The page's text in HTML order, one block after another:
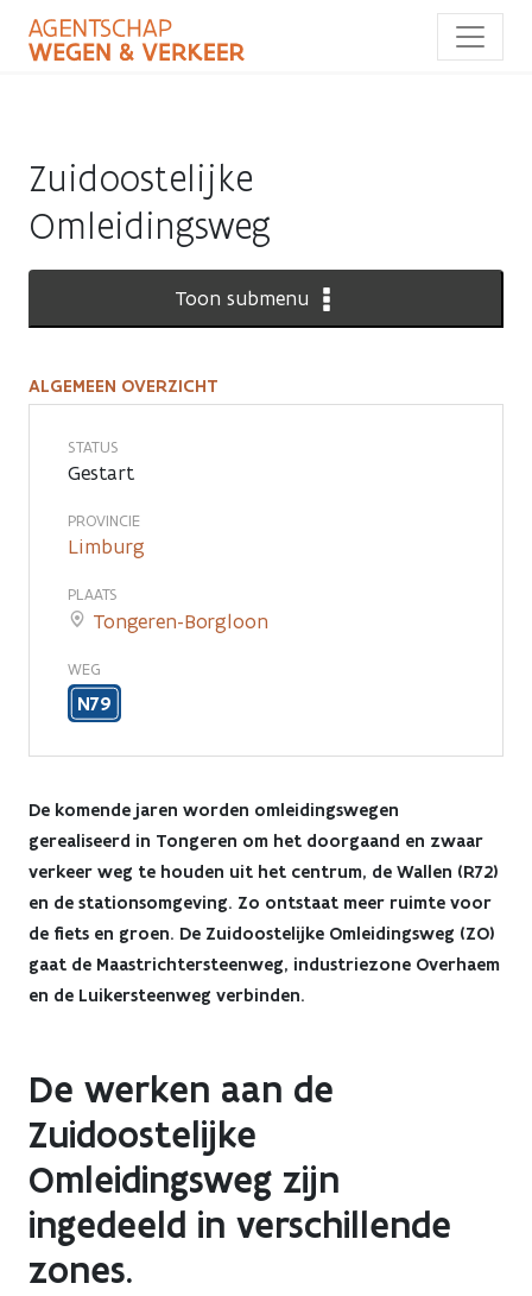
naar
Zuidoostelijke
Omleidingsweg
Toon submenu
Zuidoostelijke
Omleidingsweg
ALGEMEEN OVERZICHT
STATUS
Gestart
PROVINCIE
Limburg
PLAATS
Tongeren-Borgloon
WEG
N79
De komende jaren worden omleidingswegen
gerealiseerd in Tongeren om het doorgaand en zwaar
verkeer weg te houden uit het centrum, de Wallen (R72)
en de stationsomgeving. Zo ontstaat meer ruimte voor
de fiets en groen. De Zuidoostelijke Omleidingsweg (ZO)
gaat de Maastrichtersteenweg, industriezone Overhaem
en de Luikersteenweg verbinden.
De werken aan de
Zuidoostelijke
Omleidingsweg zijn
ingedeeld in verschillende
zones.